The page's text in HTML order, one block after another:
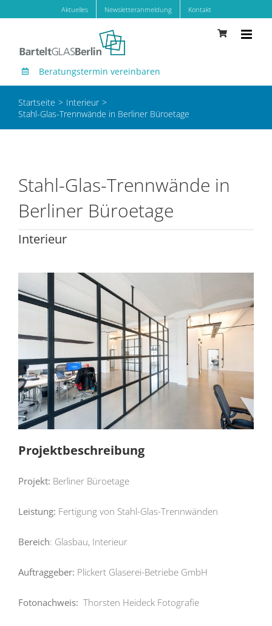
springen
Aktuelles Newsletteranmeldung Kontakt
Beratungstermin vereinbaren
Startseite
Interieur
Stahl-Glas-Trennwände in Berliner Büroetage
Stahl-Glas-Trennwände in
Berliner Büroetage
Interieur
Projektbeschreibung
Projekt: Berliner Büroetage
Leistung: Fertigung von Stahl-Glas-Trennwänden
Bereich: Glasbau, Interieur
Auftraggeber: Plickert Glaserei-Betriebe GmbH
Fotonachweis: Thorsten Heideck Fotografie